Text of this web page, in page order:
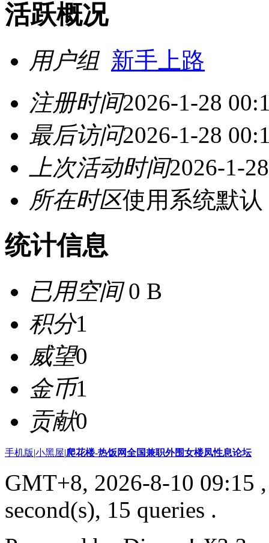
活跃概况
用户组 新手上路
注册时间2026-1-28
最后访问2026-1-28
上次活动时间2026-1-
所在时区使用系统默认
统计信息
已用空间0 B
积分1
威望0
金币1
贡献0
手机版|小黑屋|爬花楼-热饭网全国兼职外围女楼凤性息论坛
GMT+8, 2026-8-10 09:15
second(s), 15 queries .